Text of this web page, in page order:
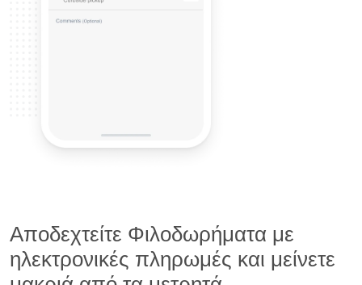
Αποδεχτείτε Φιλοδωρήματα με
ηλεκτρονικές πληρωμές και μείνετε